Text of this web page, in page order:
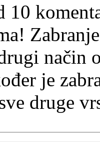
10
način
je
druge